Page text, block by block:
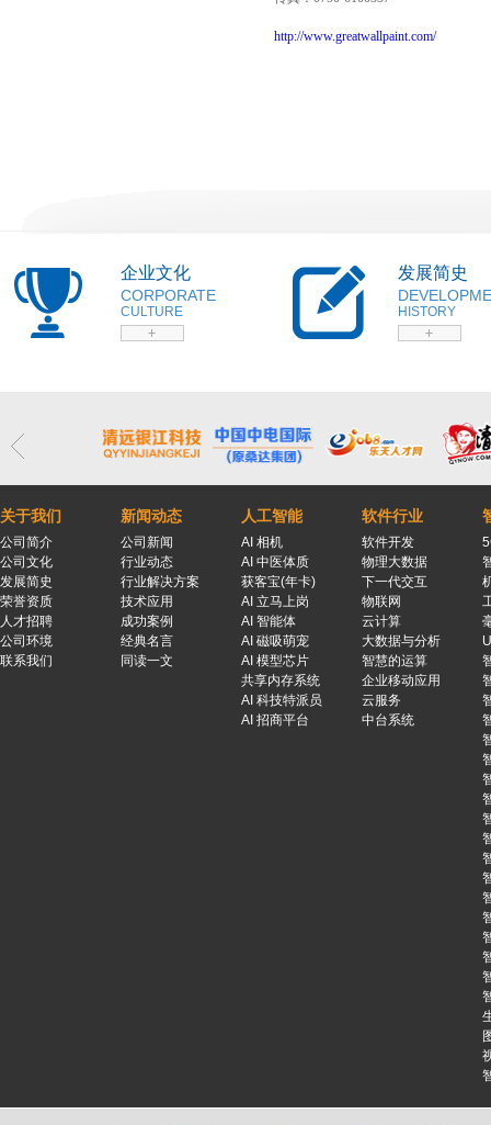
http://www.greatwallpaint.com/
企业文化
CORPORATE
CULTURE
发展简史
HISTORY
关于我们
公司简介
公司文化
发展简史
荣誉资质
人才招聘
公司环境
联系我们
新闻动态
公司新闻
行业动态
行业解决方案
技术应用
成功案例
经典名言
同读一文
人工智能
AI 相机
AI 中医体质
获客宝(年卡)
AI 立马上岗
AI 智能体
AI 磁吸萌宠
AI 模型芯片
共享内存系统
AI 科技特派员
AI 招商平台
软件行业
软件开发
物理大数据
下一代交互
物联网
云计算
大数据与分析
智慧的运算
企业移动应用
云服务
中台系统